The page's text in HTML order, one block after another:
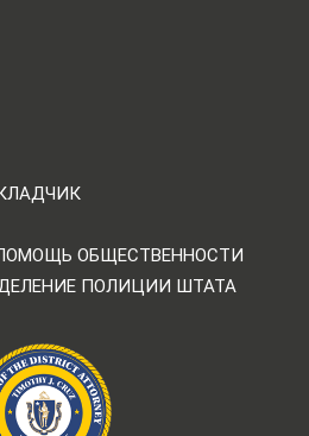
ОБЩЕСТВЕННОСТИ
ПОЛИЦИИ ШТАТА